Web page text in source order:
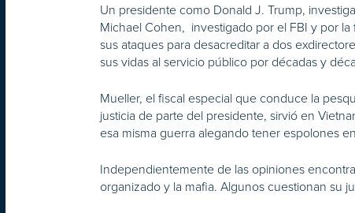
Un presidente como Donald J. Trump,
Michael Cohen, investigado por el FBI y por
sus ataques para desacreditar a dos
sus vidas al servicio público por décadas y
Mueller, el fiscal especial que conduce la
justicia de parte del presidente, sirvió en
esa misma guerra alegando tener espolones
Independientemente de las opiniones
organizado y la mafia. Algunos cuestionan su